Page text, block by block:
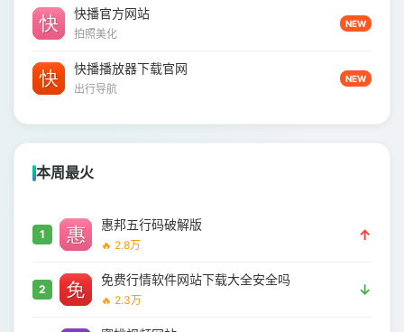
快播官方网站
拍照美化
NEW
快播播放器下载官网
出行导航
NEW
本周最火
1
惠邦五行码破解版
🔥 2.8万
↑
2
免费行情软件网站下载大全安全吗
🔥 2.3万
↓